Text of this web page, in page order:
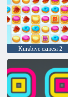
Kurabiye ezmesi 2